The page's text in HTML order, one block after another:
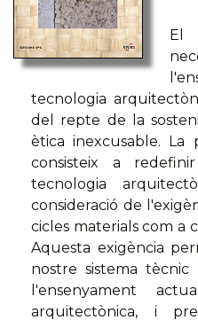
El
tecnologia
del repte de la
ètica inexcusable. La
consisteix a
tecnologia
consideració de
cicles materials com a
Aquesta exigència
nostre sistema tècnic
l'ensenyament
arquitectònica, i